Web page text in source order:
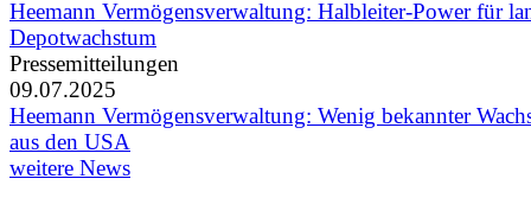
Heemann Vermögensverwaltung: Halbleiter-Power für
Depotwachstum
Pressemitteilungen
09.07.2025
Heemann Vermögensverwaltung: Wenig bekannter
aus den USA
weitere News